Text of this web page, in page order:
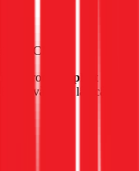
TPHCM.
mặt trong
30 phút
và vùng lân cận